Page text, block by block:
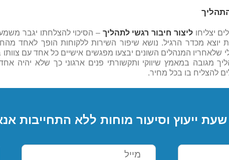
יצליחוליצור חיבור רגשי לתהליך – הסיכוי להצלחתו יגבר
יוצא מכדר הרגיל. נושא שיפור השירות ללקוחות הופך לאחד
שלאחריו המנהלים השונים יבצעו מפגשים אישיים כל אחד עם
מגובה במאמץ שיווקי ותקשורתי פנים ארגוני כך שלא יהיה
להצליח בו בכל מחיר.
ייעוץ וסיעור מוחות ללא התחייבות